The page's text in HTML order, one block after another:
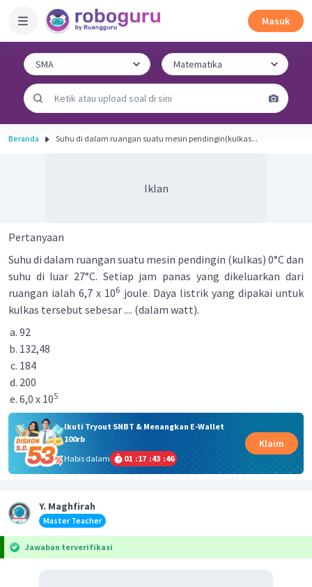
Masuk
Beranda Suhu di dalam ruangan suatu mesin pendingin(kulkas...
Iklan
Pertanyaan
Suhu di dalam ruangan suatu mesin pendingin (kulkas) 0°C dan
suhu di luar 27°C. Setiap jam panas yang dikeluarkan dari
ruangan ialah 6,7 x 106 joule. Daya listrik yang dipakai untuk
kulkas tersebut sebesar .... (dalam watt).
92
132,48
184
200
6,0 x 105
Ikuti Tryout SNBT & Menangkan E-Wallet
100rb
Habis dalam
01 :17 :43 :46
Klaim
Y. Maghfirah
Master Teacher
Jawaban terverifikasi